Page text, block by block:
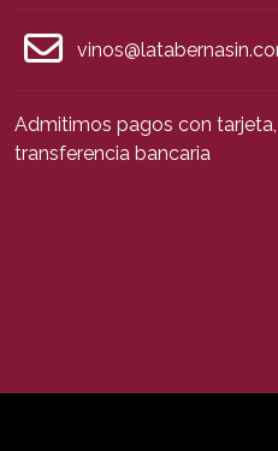
Admitimos pagos con
transferencia bancaria